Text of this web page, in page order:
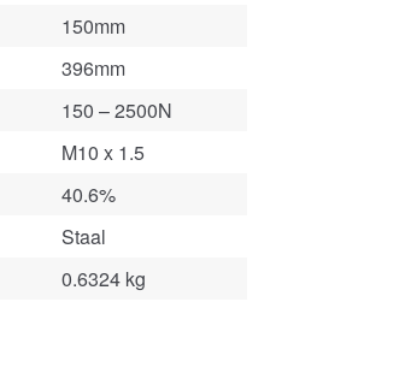
150mm
396mm
150 – 2500N
M10 x 1.5
40.6%
Staal
0.6324 kg